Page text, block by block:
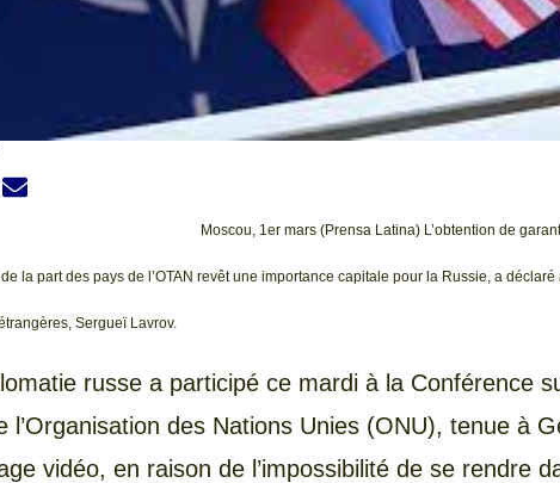
Moscou, 1er mars (Prensa Latina) L’obtention de
la part des pays de l’OTAN revêt une importance capitale pour la Russie, a déclaré
Sergueï Lavrov.
russe a participé ce mardi à la Conférence
l’Organisation des Nations Unies (ONU), tenue à
vidéo, en raison de l’impossibilité de se rendre